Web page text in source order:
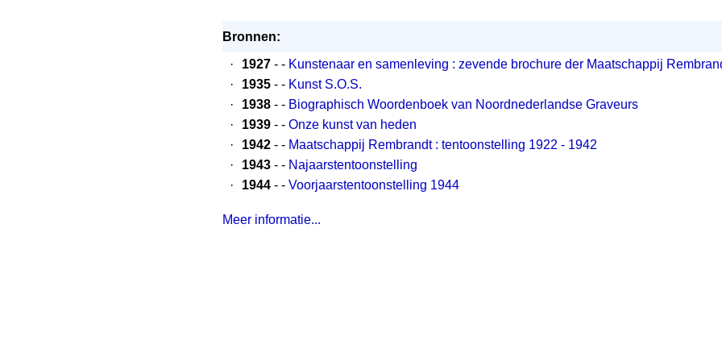
Bronnen:
·
1927 - - Kunstenaar en samenleving : zevende brochure der Maatschappij
·
1935 - - Kunst S.O.S.
·
1938 - - Biographisch Woordenboek van Noordnederlandse Graveurs
·
1939 - - Onze kunst van heden
·
1942 - - Maatschappij Rembrandt : tentoonstelling 1922 - 1942
·
1943 - - Najaarstentoonstelling
·
1944 - - Voorjaarstentoonstelling 1944
Meer informatie...